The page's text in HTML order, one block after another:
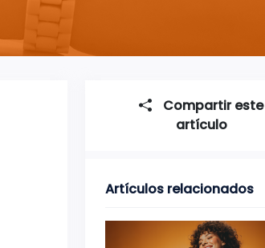
Compartir este
artículo
Artículos relacionados